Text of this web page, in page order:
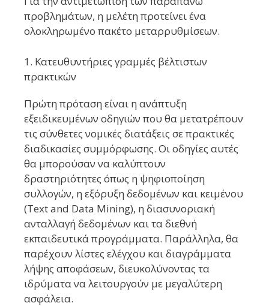
προβλημάτων, η μελέτη προτείνει ένα
ολοκληρωμένο πακέτο μεταρρυθμίσεων.
1. Κατευθυντήριες γραμμές βέλτιστων
πρακτικών
Πρώτη πρόταση είναι η ανάπτυξη
εξειδικευμένων οδηγιών που θα μετατρέπουν
τις σύνθετες νομικές διατάξεις σε πρακτικές
διαδικασίες συμμόρφωσης. Οι οδηγίες αυτές
θα μπορούσαν να καλύπτουν
δραστηριότητες όπως η ψηφιοποίηση
συλλογών, η εξόρυξη δεδομένων και κειμένου
(Text and Data Mining), η διασυνοριακή
ανταλλαγή δεδομένων και τα διεθνή
εκπαιδευτικά προγράμματα. Παράλληλα, θα
παρέχουν λίστες ελέγχου και διαγράμματα
λήψης αποφάσεων, διευκολύνοντας τα
ιδρύματα να λειτουργούν με μεγαλύτερη
ασφάλεια.